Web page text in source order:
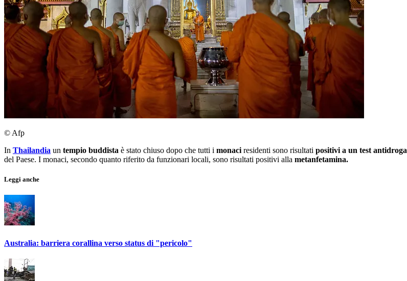
© Afp
In Thailandia un tempio buddista è stato chiuso dopo che tutti i monaci residenti sono risultati positivi a un test antidroga
del Paese. I monaci, secondo quanto riferito da funzionari locali, sono risultati positivi alla metanfetamina.
Leggi anche
Australia: barriera corallina verso status di "pericolo"